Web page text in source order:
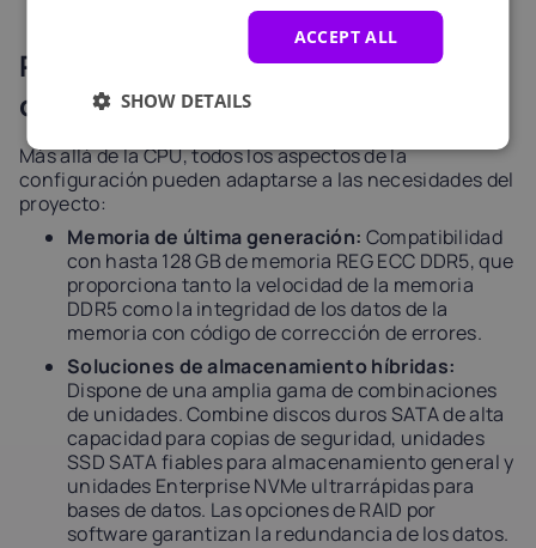
Personalización y escalabilidad
completas
Más allá de la CPU, todos los aspectos de la
configuración pueden adaptarse a las necesidades del
proyecto:
Memoria de última generación: Compatibilidad
con hasta 128 GB de memoria REG ECC DDR5, que
proporciona tanto la velocidad de la memoria
DDR5 como la integridad de los datos de la
memoria con código de corrección de errores.
Soluciones de almacenamiento híbridas:
Dispone de una amplia gama de combinaciones
de unidades. Combine discos duros SATA de alta
capacidad para copias de seguridad, unidades
SSD SATA fiables para almacenamiento general y
unidades Enterprise NVMe ultrarrápidas para
bases de datos. Las opciones de RAID por
software garantizan la redundancia de los datos.
ACCEPT ALL
SHOW DETAILS